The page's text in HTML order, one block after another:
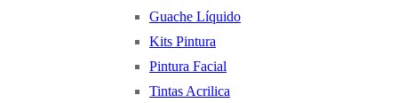
Guache Líquido
Kits Pintura
Pintura Facial
Tintas Acrilica